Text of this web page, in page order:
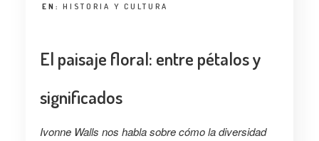
EN: HISTORIA Y CULTURA
El paisaje floral: entre pétalos y
significados
Ivonne Walls nos habla sobre cómo la diversidad